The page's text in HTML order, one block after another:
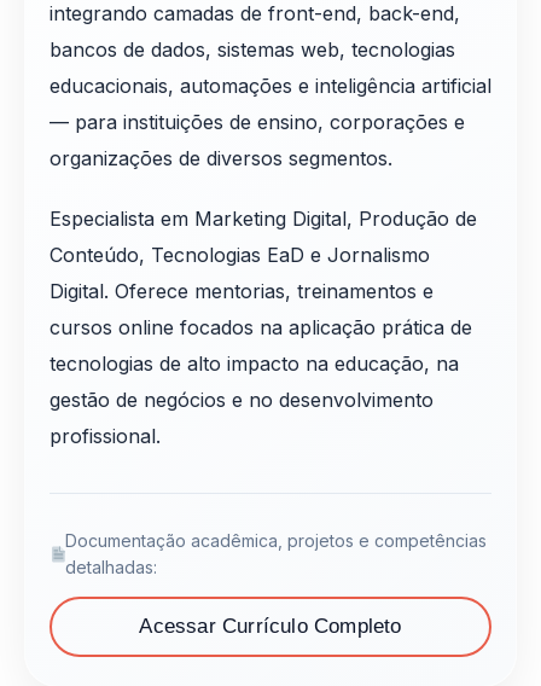
integrando camadas de front-end, back-end,
bancos de dados, sistemas web, tecnologias
educacionais, automações e inteligência artificial
— para instituições de ensino, corporações e
organizações de diversos segmentos.
Especialista em Marketing Digital, Produção de
Conteúdo, Tecnologias EaD e Jornalismo
Digital. Oferece mentorias, treinamentos e
cursos online focados na aplicação prática de
tecnologias de alto impacto na educação, na
gestão de negócios e no desenvolvimento
profissional.
Documentação acadêmica, projetos e competências
detalhadas:
Acessar Currículo Completo